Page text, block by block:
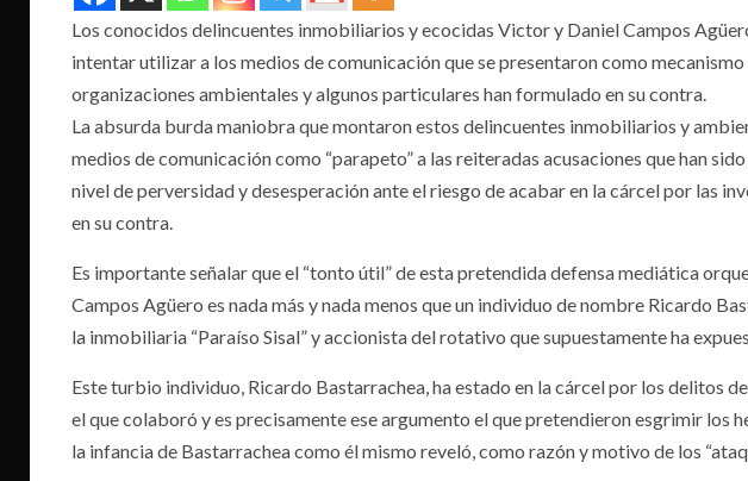
Los conocidos delincuentes inmobiliarios y ecocidas Victor y Daniel Campos
intentar utilizar a los medios de comunicación que se presentaron como mecanismo
organizaciones ambientales y algunos particulares han formulado en su contra.
La absurda burda maniobra que montaron estos delincuentes inmobiliarios y
medios de comunicación como “parapeto” a las reiteradas acusaciones que han
nivel de perversidad y desesperación ante el riesgo de acabar en la cárcel por las
en su contra.
Es importante señalar que el “tonto útil” de esta pretendida defensa mediática
Campos Agüero es nada más y nada menos que un individuo de nombre Ricardo
la inmobiliaria “Paraíso Sisal” y accionista del rotativo que supuestamente ha
Este turbio individuo, Ricardo Bastarrachea, ha estado en la cárcel por los delitos
el que colaboró y es precisamente ese argumento el que pretendieron esgrimir los
la infancia de Bastarrachea como él mismo reveló, como razón y motivo de los